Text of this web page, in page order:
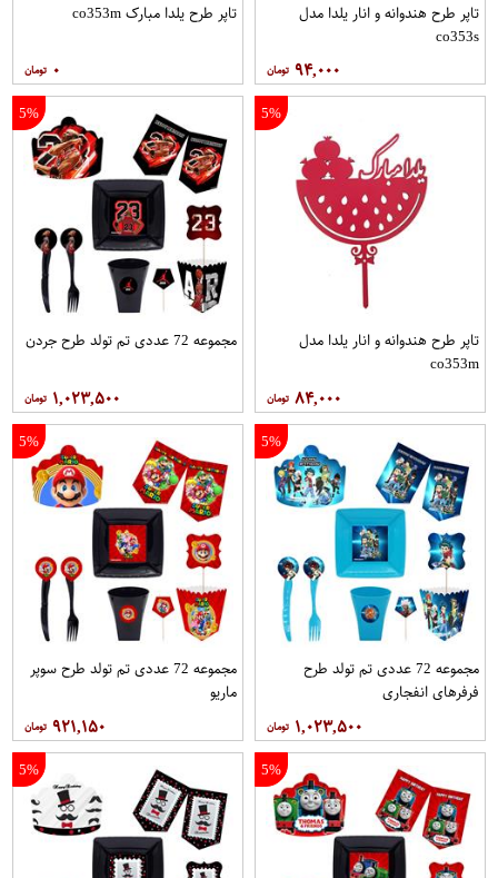
تاپر طرح هندوانه و انار یلدا مدل
co353s
۹۴,۰۰۰
تاپر طرح یلدا مبارک co353m
۰
5%
تاپر طرح هندوانه و انار یلدا مدل
co353m
۸۴,۰۰۰
5%
مجموعه 72 عددی تم تولد طرح جردن
۱,۰۲۳,۵۰۰
5%
مجموعه 72 عددی تم تولد طرح
فرفرهای انفجاری
۱,۰۲۳,۵۰۰
5%
مجموعه 72 عددی تم تولد طرح سوپر
ماریو
۹۲۱,۱۵۰
5%
5%